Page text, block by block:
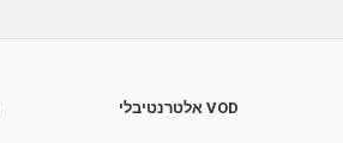
VOD אלטרנטיבלי